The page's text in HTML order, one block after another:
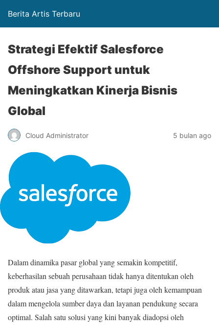
Berita Artis Terbaru
Strategi Efektif Salesforce
Offshore Support untuk
Meningkatkan Kinerja Bisnis
Global
Cloud Administrator 5 bulan ago
Dalam dinamika pasar global yang semakin kompetitif,
keberhasilan sebuah perusahaan tidak hanya ditentukan oleh
produk atau jasa yang ditawarkan, tetapi juga oleh kemampuan
dalam mengelola sumber daya dan layanan pendukung secara
optimal. Salah satu solusi yang kini banyak diadopsi oleh